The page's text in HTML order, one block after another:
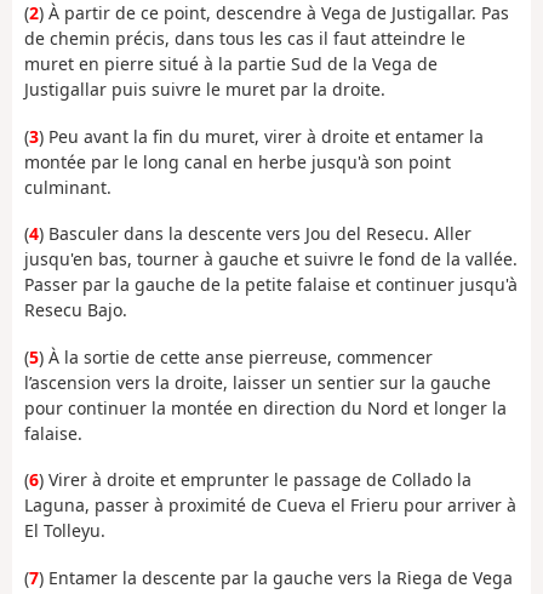
(2) À partir de ce point, descendre à Vega de Justigallar. Pas
de chemin précis, dans tous les cas il faut atteindre le
muret en pierre situé à la partie Sud de la Vega de
Justigallar puis suivre le muret par la droite.
(3) Peu avant la fin du muret, virer à droite et entamer la
montée par le long canal en herbe jusqu'à son point
culminant.
(4) Basculer dans la descente vers Jou del Resecu. Aller
jusqu'en bas, tourner à gauche et suivre le fond de la vallée.
Passer par la gauche de la petite falaise et continuer jusqu'à
Resecu Bajo.
(5) À la sortie de cette anse pierreuse, commencer
l’ascension vers la droite, laisser un sentier sur la gauche
pour continuer la montée en direction du Nord et longer la
falaise.
(6) Virer à droite et emprunter le passage de Collado la
Laguna, passer à proximité de Cueva el Frieru pour arriver à
El Tolleyu.
(7) Entamer la descente par la gauche vers la Riega de Vega